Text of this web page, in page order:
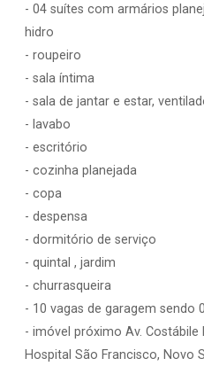
- 04 suítes com armários
hidro
- roupeiro
- sala íntima
- sala de jantar e estar,
- lavabo
- escritório
- cozinha planejada
- copa
- despensa
- dormitório de serviço
- quintal , jardim
- churrasqueira
- 10 vagas de garagem sendo
- imóvel próximo Av. Costábile
Hospital São Francisco, Novo